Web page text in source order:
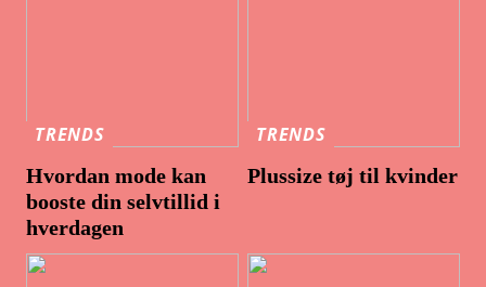
TRENDS
Hvordan mode kan
booste din selvtillid i
hverdagen
TRENDS
Plussize tøj til kvinder